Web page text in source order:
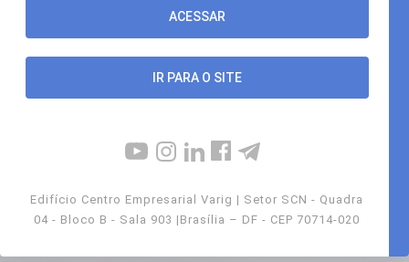
IR PARA O SITE
Edifício Centro Empresarial Varig | Setor SCN - Quadra
04 - Bloco B - Sala 903 |Brasília – DF - CEP 70714-020